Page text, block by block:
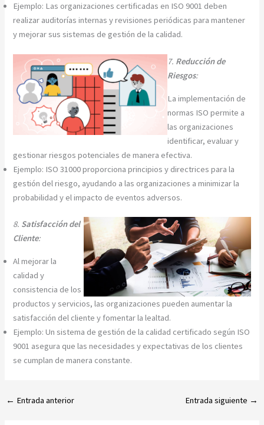
Ejemplo: Las organizaciones certificadas en ISO 9001 deben
realizar auditorías internas y revisiones periódicas para mantener
y mejorar sus sistemas de gestión de la calidad.
7. Reducción de
Riesgos:
La implementación de
normas ISO permite a
las organizaciones
identificar, evaluar y
gestionar riesgos potenciales de manera efectiva.
Ejemplo: ISO 31000 proporciona principios y directrices para la
gestión del riesgo, ayudando a las organizaciones a minimizar la
probabilidad y el impacto de eventos adversos.
8. Satisfacción del
Cliente:
Al mejorar la
calidad y
consistencia de los
productos y servicios, las organizaciones pueden aumentar la
satisfacción del cliente y fomentar la lealtad.
Ejemplo: Un sistema de gestión de la calidad certificado según ISO
9001 asegura que las necesidades y expectativas de los clientes
se cumplan de manera constante.
← Entrada anterior Entrada siguiente →